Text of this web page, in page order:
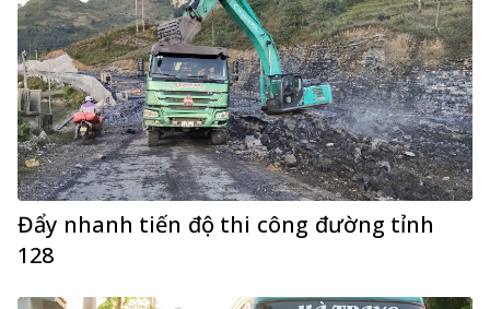
Đẩy nhanh tiến độ thi công đường tỉnh
128